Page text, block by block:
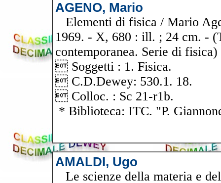
AGENO, Mario
Elementi di fisica / Mario
1969. - X, 680 : ill. ; 24 cm. -
contemporanea. Serie di
 Soggetti : 1. Fisica.
 C.D.Dewey: 530.1. 18.
 Colloc. : Sc 21-r1b.
* Biblioteca: ITC. "P.
AMALDI, Ugo
Le scienze della materia e